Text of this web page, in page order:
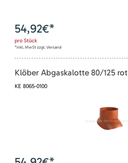
54,92€*
pro Stück
*inkl. MwSt zzgl. Versand
Klöber Abgaskalotte 80/125 rot
KE 8065-0100